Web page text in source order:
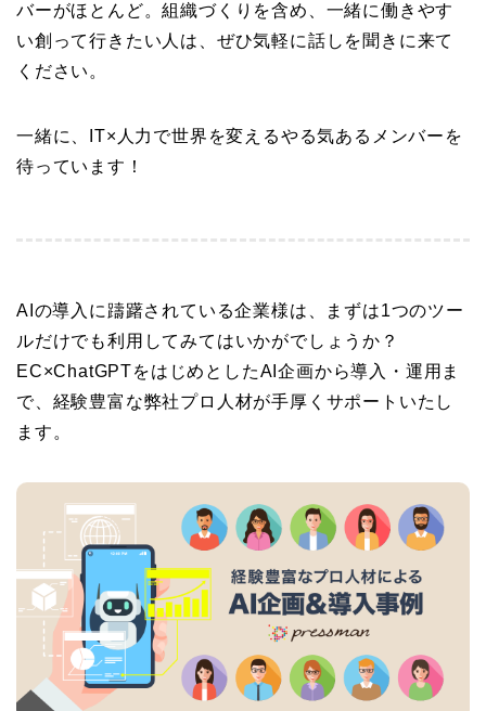
バーがほとんど。組織づくりを含め、一緒に働きやす
い創って行きたい人は、ぜひ気軽に話しを聞きに来て
ください。
一緒に、IT×人力で世界を変えるやる気あるメンバーを
待っています！
AIの導入に躊躇されている企業様は、まずは1つのツー
ルだけでも利用してみてはいかがでしょうか？
EC×ChatGPTをはじめとしたAI企画から導入・運用ま
で、経験豊富な弊社プロ人材が手厚くサポートいたし
ます。